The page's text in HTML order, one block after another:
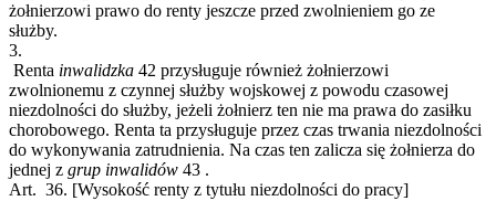
żołnierzowi prawo do renty jeszcze przed zwolnieniem go ze
służby.
3.
Renta inwalidzka 42 przysługuje również żołnierzowi
zwolnionemu z czynnej służby wojskowej z powodu czasowej
niezdolności do służby, jeżeli żołnierz ten nie ma prawa do zasiłku
chorobowego. Renta ta przysługuje przez czas trwania niezdolności
do wykonywania zatrudnienia. Na czas ten zalicza się żołnierza do
jednej z grup inwalidów 43 .
Art. 36. [Wysokość renty z tytułu niezdolności do pracy]